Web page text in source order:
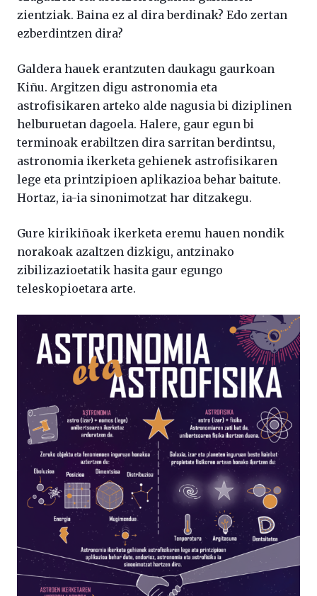
zientziak. Baina ez al dira berdinak? Edo zertan
ezberdintzen dira?
Galdera hauek erantzuten daukagu gaurkoan
Kiñu. Argitzen digu astronomia eta
astrofisikaren arteko alde nagusia bi diziplinen
helburuetan dagoela. Halere, gaur egun bi
terminoak erabiltzen dira sarritan berdintsu,
astronomia ikerketa gehienek astrofisikaren
lege eta printzipioen aplikazioa behar baitute.
Hortaz, ia-ia sinonimotzat har ditzakegu.
Gure kirikiñoak ikerketa eremu hauen nondik
norakoak azaltzen dizkigu, antzinako
zibilizazioetatik hasita gaur egungo
teleskopioetara arte.